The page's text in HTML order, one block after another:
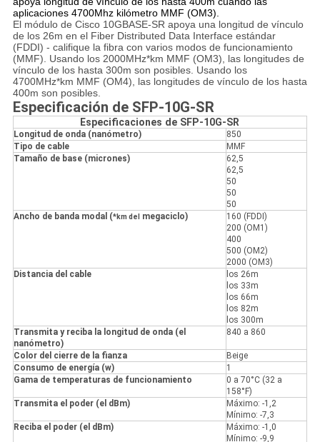
aplicaciones 4700Mhz kilómetro MMF (OM3).
El módulo de Cisco 10GBASE-SR apoya una longitud de vínculo
de los 26m en el Fiber Distributed Data Interface estándar
(FDDI) - califique la fibra con varios modos de funcionamiento
(MMF). Usando los 2000MHz*km MMF (OM3), las longitudes de
vínculo de los hasta 300m son posibles. Usando los
4700MHz*km MMF (OM4), las longitudes de vínculo de los hasta
400m son posibles.
Especificación de SFP-10G-SR
Especificaciones de SFP-10G-SR
Longitud de onda (nanómetro)
850
Tipo de cable
MMF
Tamaño de base (micrones)
62,5
62,5
50
50
50
Ancho de banda modal (*km del megaciclo)
160 (FDDI)
200 (OM1)
400
500 (OM2)
2000 (OM3)
Distancia del cable
los 26m
los 33m
los 66m
los 82m
los 300m
Transmita y reciba la longitud de onda (el
nanómetro)
840 a 860
Color del cierre de la fianza
Beige
Consumo de energía (w)
1
Gama de temperaturas de funcionamiento
0 a 70°C (32 a
158°F)
Transmita el poder (el dBm)
Máximo: -1,2
Mínimo: -7,3
Reciba el poder (el dBm)
Máximo: -1,0
Mínimo: -9,9